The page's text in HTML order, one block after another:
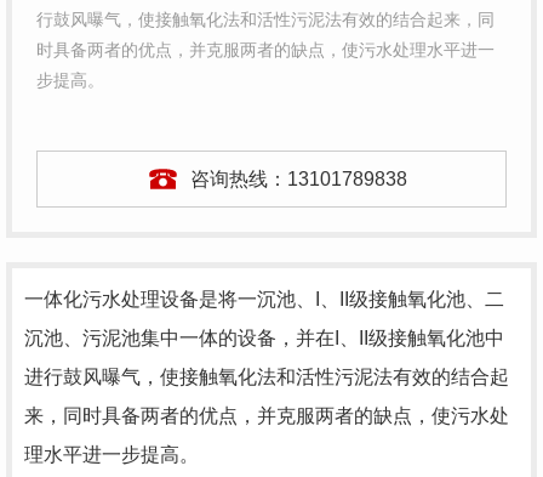
行鼓风曝气，使接触氧化法和活性污泥法有效的结合起来，同
时具备两者的优点，并克服两者的缺点，使污水处理水平进一
步提高。
咨询热线： 13101789838
一体化污水处理设备是将一沉池、I、II级接触氧化池、二
沉池、污泥池集中一体的设备，并在I、II级接触氧化池中
进行鼓风曝气，使接触氧化法和活性污泥法有效的结合起
来，同时具备两者的优点，并克服两者的缺点，使污水处
理水平进一步提高。